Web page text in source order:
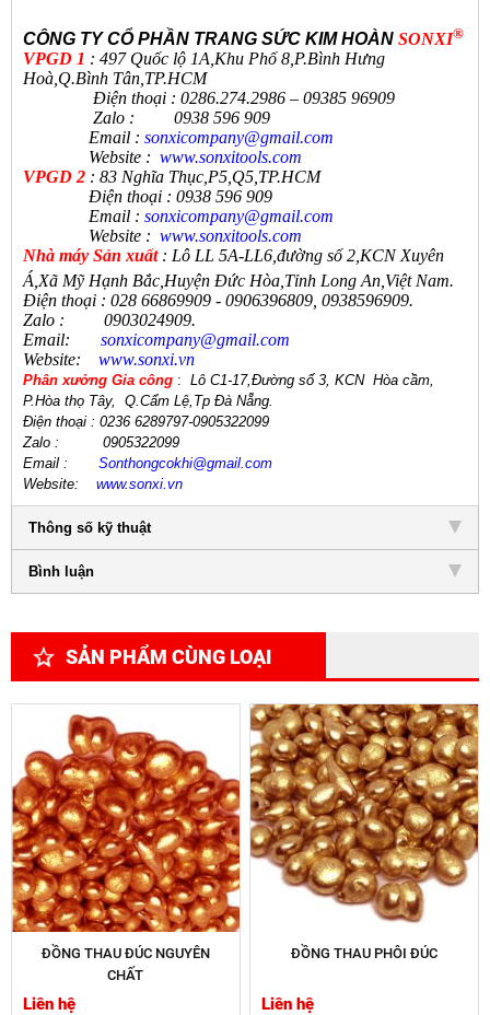
CÔNG TY CỔ PHẦN TRANG SỨC KIM HOÀN SONXI®
VPGD 1 : 497 Quốc lộ 1A,Khu Phố 8,P.Bình Hưng
Hoà,Q.Bình Tân,TP.HCM
Điện thoại : 0286.274.2986 – 09385 96909
Zalo : 0938 596 909
Email : sonxicompany@gmail.com
Website : www.sonxitools.com
VPGD 2 : 83 Nghĩa Thục,P5,Q5,TP.HCM
Điện thoại : 0938 596 909
Email : sonxicompany@gmail.com
Website : www.sonxitools.com
Nhà máy Sản xuất : Lô LL 5A-LL6,đường số 2,KCN Xuyên
Á,Xã Mỹ Hạnh Bắc,Huyện Đức Hòa,Tỉnh Long An,Việt Nam.
Điện thoại : 028 66869909 - 0906396809, 0938596909.
Zalo : 0903024909.
Email:
sonxicompany@gmail.com
Website:
www.sonxi.vn
Phân xưởng Gia công : Lô C1-17,Đường số 3, KCN Hòa cầm,
P.Hòa thọ Tây,
Q.Cẩm Lệ, Tp Đà Nẵng.
Điện thoại : 0236 6289797-0905322099
Zalo : 0905322099
Email : Sonthongcokhi@gmail.com
Website:
www.sonxi.vn
Thông số kỹ thuật
Bình luận
SẢN PHẨM CÙNG LOẠI
ĐỒNG THAU ĐÚC NGUYÊN
CHẤT
Liên hệ
ĐỒNG THAU PHÔI ĐÚC
Liên hệ